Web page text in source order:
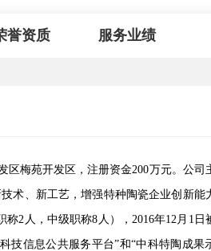
誉资质 服务业绩
区梅苑开发区，注册资金200万元。公司
术、新工艺，增强特种陶瓷企业创新能
2人，中级职称8人），2016年12月1日
技信息公共服务平台”和“中科特陶成果